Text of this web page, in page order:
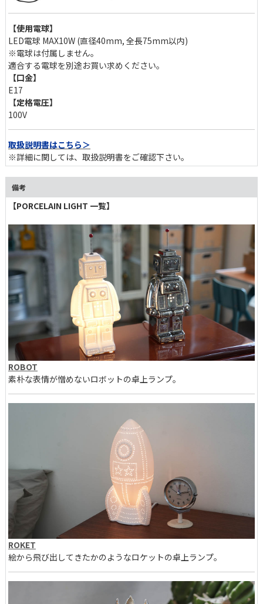
【使用電球】
LED電球 MAX10W (直径40mm, 全長75mm以内)
※電球は付属しません。
適合する電球を別途お買い求めください。
【口金】
E17
【定格電圧】
100V
取扱説明書はこちら＞
※詳細に関しては、取扱説明書をご確認下さい。
備考
【PORCELAIN LIGHT 一覧】
ROBOT
素朴な表情が憎めないロボットの卓上ランプ。
ROKET
絵から飛び出してきたかのようなロケットの卓上ランプ。